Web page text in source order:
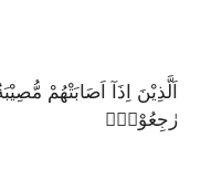
اَلَّذِيْنَ اِذَآ اَصَابَتْهُمْ
رٰجِعُوْنَۗ